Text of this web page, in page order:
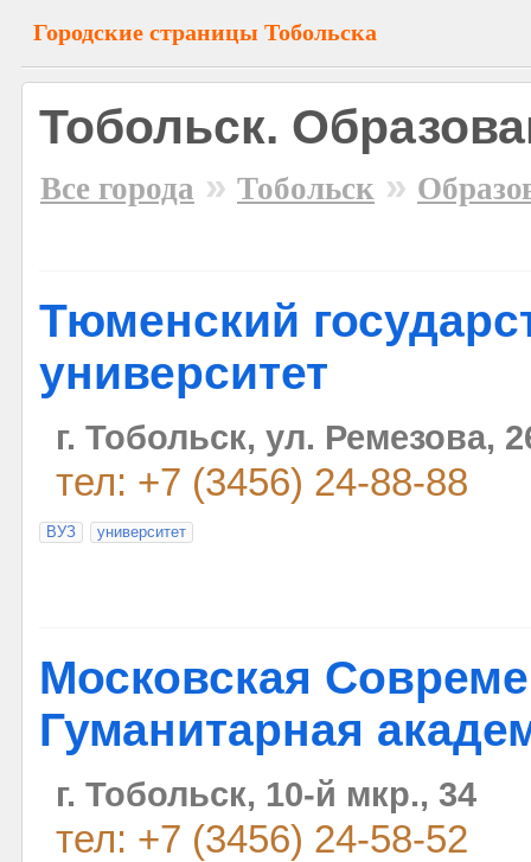
Городские страницы Тобольска
Тобольск.
Все города » Тобольск »
Тюменский
университет
г. Тобольск, ул. Ремезова,
тел: +7 (3456) 24-88-88
ВУЗ университет
Московская
Гуманитарная
г. Тобольск, 10-й мкр., 34
тел: +7 (3456) 24-58-52